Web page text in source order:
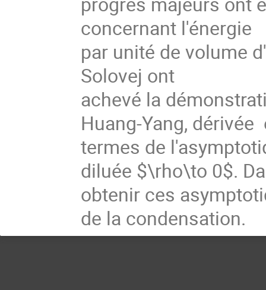
concernant l'énergie
par unité de volume
Solovej ont
achevé la
Huang-Yang,
termes de
diluée $\rho\to 0$.
obtenir ces
de la condensation.